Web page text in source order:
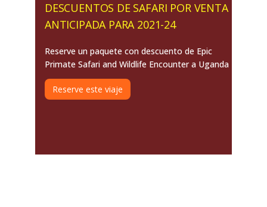
DESCUENTOS DE SAFARI POR VENTA
ANTICIPADA PARA 2021-24
Reserve un paquete con descuento de Epic
Primate Safari and Wildlife Encounter a Uganda
Reserve este viaje